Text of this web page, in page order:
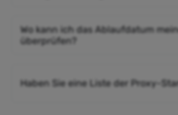
Wo kann ich das Ablaufdatum
überprüfen?
Haben Sie eine Liste der Proxy-